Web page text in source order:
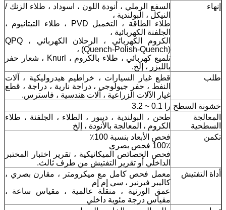
إنهاء
السفع الرملي ، أنودة اللون ، اسوداد ، طلاء الزنك /
النيكل ، البولندية ،
طلاء الطاقة ، التخميل PVD ، طلاء التيتانيوم ،
الجلفنة الكهربائية ،
الكروم الكهربائي ، الرحلان الكهربائي ، QPQ
(Quench-Polish-Quench) ،
تلميع كهربائي ، طلاء بالكروم ، Knurl ، شعار حفر
بالليزر ، إلخ.
طلب
قطع غيار السيارات ، خراطيم هيدروليكية ، آلات
النفط ، حفر جيولوجي ، دراجة نارية ، دراجة ، قطع
غيار الآلات الزراعية ، آلات هندسية ، فاسترس.
خشونة السطح را 0.1 ~ 3.2
المعالجة
السطحية
طحن ، البولندية ، ديبور ، الطلاء ، الجلفنة ، طلاء
الكروم ، المعالجة بالأنودة ، إلخ
تكمن
فحص الأبعاد بنسبة 100٪
100٪ فحص بصري
فحص الخصائص الميكانيكية ، تقرير اختبار المختبر
الداخلي أو تقرير التفتيش من طرف ثالث.
أداة التفتيش
معمل فحص كامل مع ميكرومتر ، مقارن بصري ،
كاليبر فيرنير ، سي إم إم
عمق الورنية ، منقلة عالمية ، مقياس ساعة ،
مقياس درجة مئوية داخلي